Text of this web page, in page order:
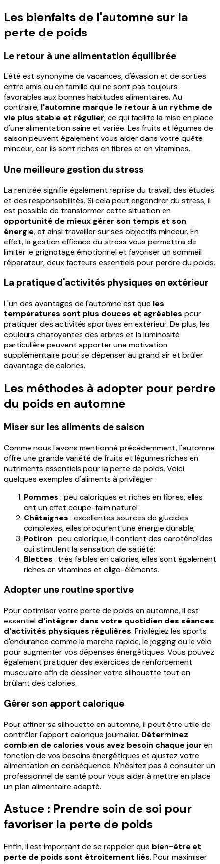
Les bienfaits de l'automne sur la
perte de poids
Le retour à une alimentation équilibrée
L'été est synonyme de vacances, d'évasion et de sorties
entre amis ou en famille qui ne sont pas toujours
favorables aux bonnes habitudes alimentaires. Au
contraire, l'automne marque le retour à un rythme de
vie plus stable et régulier, ce qui facilite la mise en place
d'une alimentation saine et variée. Les fruits et légumes de
saison peuvent également vous aider dans votre quête
minceur, car ils sont riches en fibres et en vitamines.
Une meilleure gestion du stress
La rentrée signifie également reprise du travail, des études
et des responsabilités. Si cela peut engendrer du stress, il
est possible de transformer cette situation en
opportunité de mieux gérer son temps et son
énergie, et ainsi travailler sur ses objectifs minceur. En
effet, la gestion efficace du stress vous permettra de
limiter le grignotage émotionnel et favoriser un sommeil
réparateur, deux facteurs essentiels pour perdre du poids.
La pratique d'activités physiques en extérieur
L'un des avantages de l'automne est que les
températures sont plus douces et agréables pour
pratiquer des activités sportives en extérieur. De plus, les
couleurs chatoyantes des arbres et la luminosité
particulière peuvent apporter une motivation
supplémentaire pour se dépenser au grand air et brûler
davantage de calories.
Les méthodes à adopter pour perdre
du poids en automne
Miser sur les aliments de saison
Comme nous l'avons mentionné précédemment, l'automne
offre une grande variété de fruits et légumes riches en
nutriments essentiels pour la perte de poids. Voici
quelques exemples d'aliments à privilégier :
Pommes : peu caloriques et riches en fibres, elles
ont un effet coupe-faim naturel;
Châtaignes : excellentes sources de glucides
complexes, elles procurent une énergie durable;
Potiron : peu calorique, il contient des caroténoïdes
qui stimulent la sensation de satiété;
Blettes : très faibles en calories, elles sont également
riches en vitamines et oligo-éléments.
Adopter une routine sportive
Pour optimiser votre perte de poids en automne, il est
essentiel d'intégrer dans votre quotidien des séances
d'activités physiques régulières. Privilégiez les sports
d'endurance comme la marche rapide, le jogging ou le vélo
pour augmenter vos dépenses énergétiques. Vous pouvez
également pratiquer des exercices de renforcement
musculaire afin de dessiner votre silhouette tout en
brûlant des calories.
Gérer son apport calorique
Pour affiner sa silhouette en automne, il peut être utile de
contrôler l'apport calorique journalier. Déterminez
combien de calories vous avez besoin chaque jour en
fonction de vos besoins énergétiques et ajustez votre
alimentation en conséquence. N'hésitez pas à consulter un
professionnel de santé pour vous aider à mettre en place
un plan alimentaire adapté.
Astuce : Prendre soin de soi pour
favoriser la perte de poids
Enfin, il est important de se rappeler que bien-être et
perte de poids sont étroitement liés. Pour maximiser